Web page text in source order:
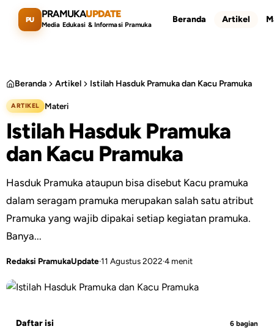
Lewati ke konten utama
PU PRAMUKAUPDATE
Media Edukasi & Informasi Pramuka
Beranda Artikel
Cari artikel
Beranda Artikel Istilah Hasduk Pramuka dan Kacu Pramuka
ARTIKEL Materi
Istilah Hasduk Pramuka
dan Kacu Pramuka
Hasduk Pramuka ataupun bisa disebut Kacu pramuka
dalam seragam pramuka merupakan salah satu atribut
Pramuka yang wajib dipakai setiap kegiatan pramuka.
Banya...
Redaksi PramukaUpdate·11 Agustus 2022·4 menit
Daftar isi 6 bagian